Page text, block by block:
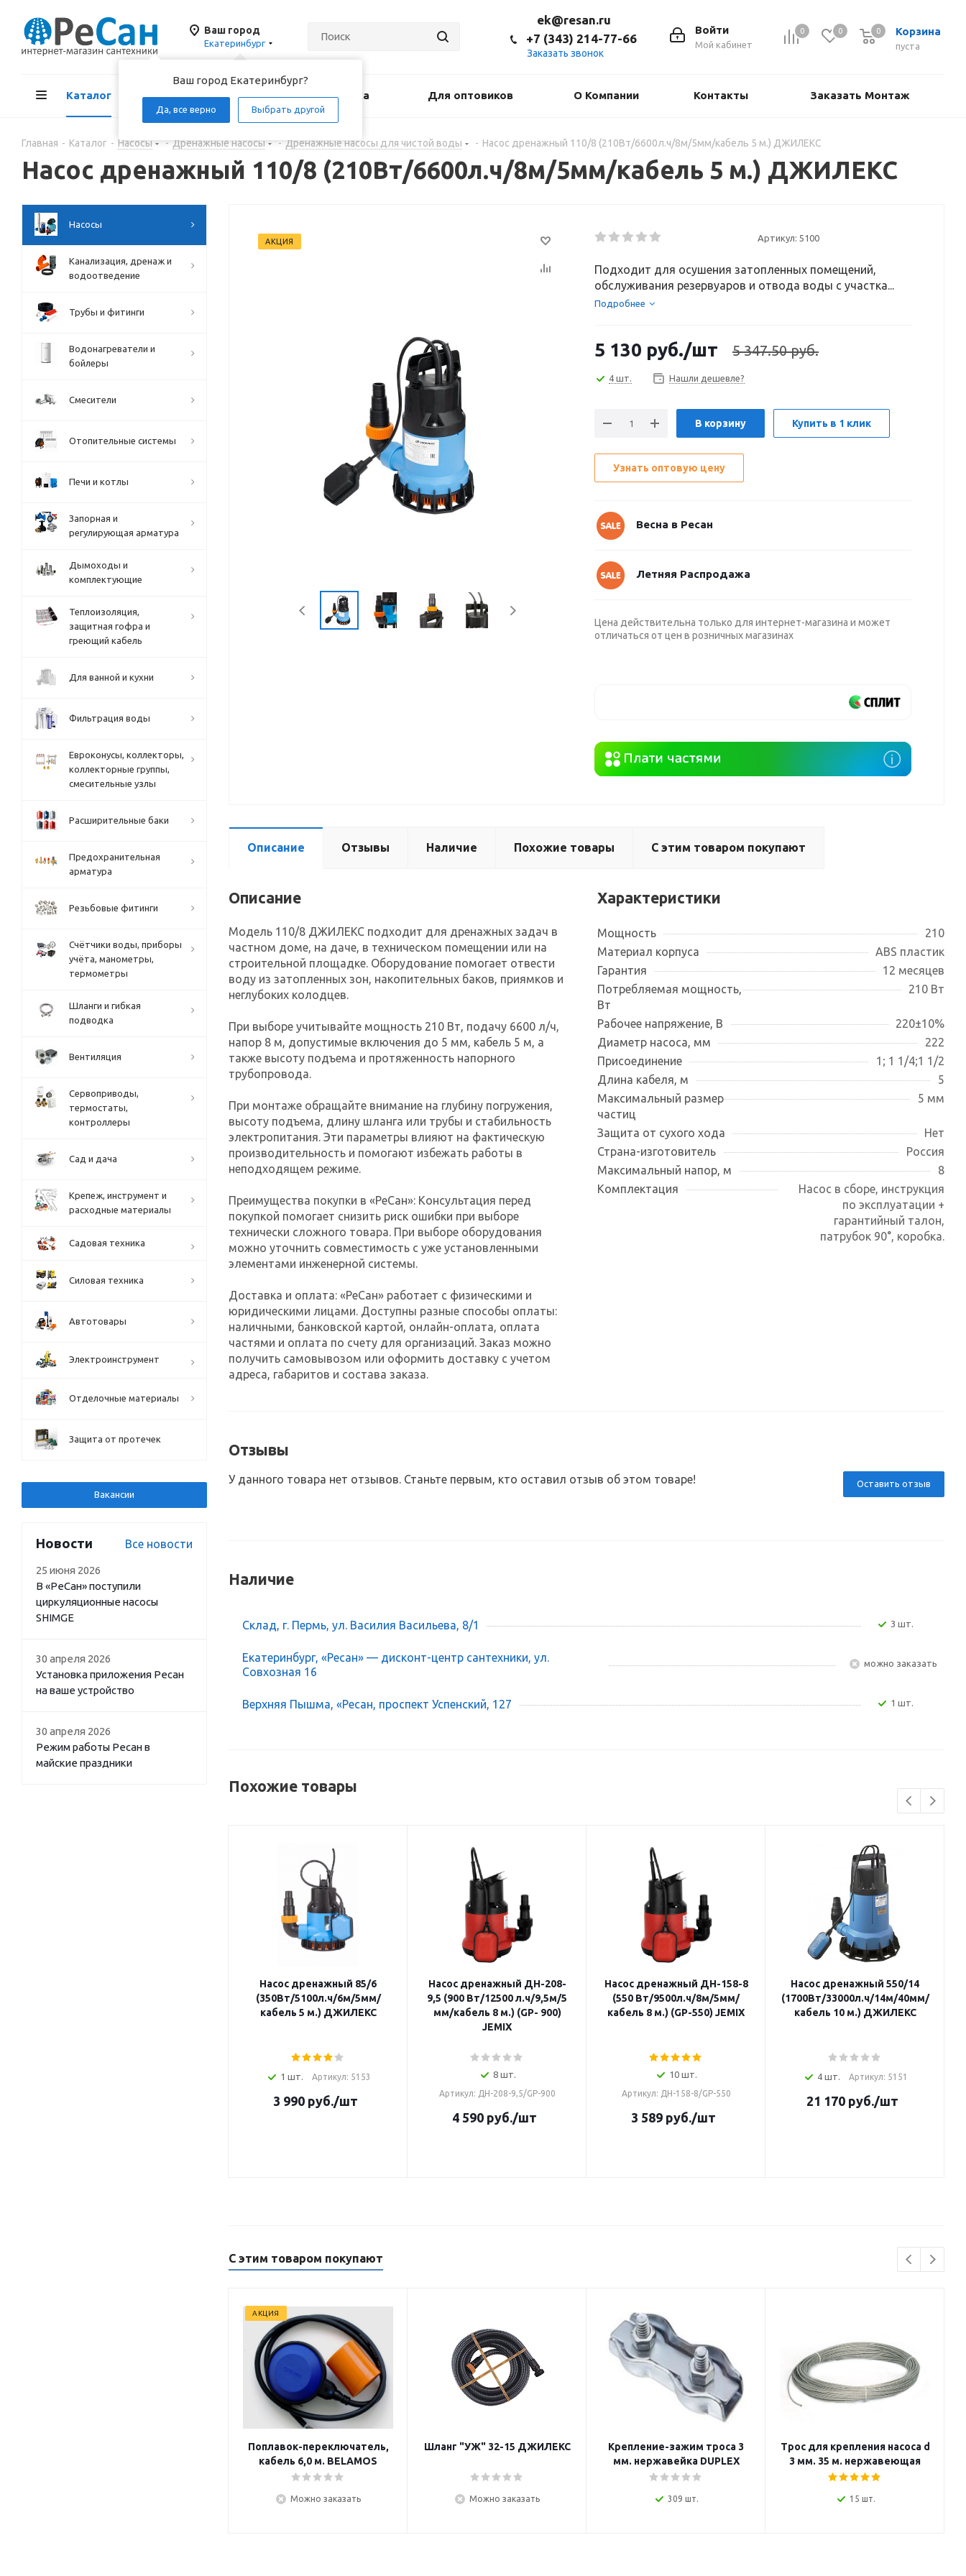
Ваш город
Екатеринбург
Ваш город Екатеринбург?
Да, все верно Выбрать другой
0 0 Корзина
пуста
0
Войти
Мой кабинет
ek@resan.ru
+7 (343) 214-77-66
Заказать звонок
Каталог Акции Доставка Для оптовиков О Компании Контакты Заказать Монтаж
Главная - Каталог - Насосы - Дренажные насосы - Дренажные насосы для чистой воды - Насос дренажный 110/8 (210Вт/6600л.ч/8м/5мм/кабель 5 м.) ДЖИЛЕКС
Насос дренажный 110/8 (210Вт/6600л.ч/8м/5мм/кабель 5 м.) ДЖИЛЕКС
АКЦИЯ Артикул: 5100
Подходит для осушения затопленных помещений,
обслуживания резервуаров и отвода воды с участка...
Подробнее
5 130 руб./шт 5 347.50 руб.
4 шт. Нашли дешевле?
В корзину Купить в 1 клик
Узнать оптовую цену
Весна в Ресан
Летняя Распродажа
Цена действительна только для интернет-магазина и может
отличаться от цен в розничных магазинах
Описание Отзывы Наличие Похожие товары С этим товаром покупают
Описание
Модель 110/8 ДЖИЛЕКС подходит для дренажных задач в
частном доме, на даче, в техническом помещении или на
строительной площадке. Оборудование помогает отвести
воду из затопленных зон, накопительных баков, приямков и
неглубоких колодцев.
При выборе учитывайте мощность 210 Вт, подачу 6600 л/ч,
напор 8 м, допустимые включения до 5 мм, кабель 5 м, а
также высоту подъема и протяженность напорного
трубопровода.
При монтаже обращайте внимание на глубину погружения,
высоту подъема, длину шланга или трубы и стабильность
электропитания. Эти параметры влияют на фактическую
производительность и помогают избежать работы в
неподходящем режиме.
Преимущества покупки в «РеСан»: Консультация перед
покупкой помогает снизить риск ошибки при выборе
технически сложного товара. При выборе оборудования
можно уточнить совместимость с уже установленными
элементами инженерной системы.
Доставка и оплата: «РеСан» работает с физическими и
юридическими лицами. Доступны разные способы оплаты:
наличными, банковской картой, онлайн-оплата, оплата
частями и оплата по счету для организаций. Заказ можно
получить самовывозом или оформить доставку с учетом
адреса, габаритов и состава заказа.
Характеристики
Мощность
210
Материал корпуса
ABS пластик
Гарантия
12 месяцев
Потребляемая мощность,
Вт
210 Вт
Рабочее напряжение, В
220±10%
Диаметр насоса, мм
222
Присоединение
1; 1 1/4;1 1/2
Длина кабеля, м
5
Максимальный размер
частиц
5 мм
Защита от сухого хода
Нет
Страна-изготовитель
Россия
Максимальный напор, м
8
Комплектация
Насос в сборе, инструкция
по эксплуатации +
гарантийный талон,
патрубок 90°, коробка.
Отзывы
Оставить отзыв
У данного товара нет отзывов. Станьте первым, кто оставил отзыв об этом товаре!
Наличие
Склад, г. Пермь, ул. Василия Васильева, 8/1 3 шт.
Екатеринбург, «Ресан» — дисконт-центр сантехники, ул.
Совхозная 16
Можно заказать
Верхняя Пышма, «Ресан, проспект Успенский, 127 1 шт.
Похожие товары
Насос дренажный 85/6
(350Вт/5100л.ч/6м/5мм/
кабель 5 м.) ДЖИЛЕКС
1 шт. Артикул: 5153
3 990 руб./шт
Насос дренажный ДН-208-
9,5 (900 Вт/12500 л.ч/9,5м/5
мм/кабель 8 м.) (GP- 900)
JEMIX
8 шт.
Артикул: ДН-208-9,5/GP-900
4 590 руб./шт
Насос дренажный ДН-158-8
(550 Вт/9500л.ч/8м/5мм/
кабель 8 м.) (GP-550) JEMIX
10 шт.
Артикул: ДН-158-8/GP-550
3 589 руб./шт
Насос дренажный 550/14
(1700Вт/33000л.ч/14м/40мм/
кабель 10 м.) ДЖИЛЕКС
4 шт. Артикул: 5151
21 170 руб./шт
С этим товаром покупают
АКЦИЯ
Поплавок-переключатель,
кабель 6,0 м. BELAMOS
Можно заказать
Шланг "УЖ" 32-15 ДЖИЛЕКС
Можно заказать
Крепление-зажим троса 3
мм. нержавейка DUPLEX
309 шт.
Трос для крепления насоса d
3 мм. 35 м. нержавеющая
сталь BELAMOS
15 шт.
Насосы
Канализация, дренаж и
водоотведение
Трубы и фитинги
Водонагреватели и
бойлеры
Смесители
Отопительные системы
Печи и котлы
Запорная и
регулирующая арматура
Дымоходы и
комплектующие
Теплоизоляция,
защитная гофра и
греющий кабель
Для ванной и кухни
Фильтрация воды
Евроконусы, коллекторы,
коллекторные группы,
смесительные узлы
Расширительные баки
Предохранительная
арматура
Резьбовые фитинги
Счётчики воды, приборы
учёта, манометры,
термометры
Шланги и гибкая
подводка
Вентиляция
Сервоприводы,
термостаты,
контроллеры
Сад и дача
Крепеж, инструмент и
расходные материалы
Садовая техника
Силовая техника
Автотовары
Электроинструмент
Отделочные материалы
Защита от протечек
Вакансии
Новости Все новости
25 июня 2026
В «РеСан» поступили
циркуляционные насосы
SHIMGE
30 апреля 2026
Установка приложения Ресан
на ваше устройство
30 апреля 2026
Режим работы Ресан в
майские праздники